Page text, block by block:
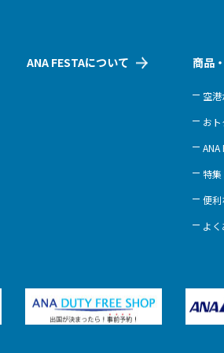
ANA FESTAについて 商品
空
お
ANA
特集
便利
よ